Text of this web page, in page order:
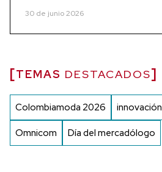
30 de junio 2026
TEMAS DESTACADOS
Colombiamoda 2026 innovación
Omnicom Día del mercadólogo